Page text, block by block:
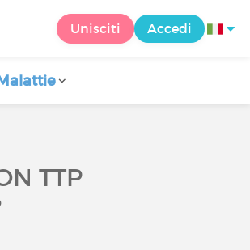
Unisciti Accedi
TTP